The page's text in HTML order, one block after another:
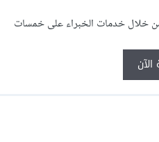
خلال خدمات الخبراء على خمسات